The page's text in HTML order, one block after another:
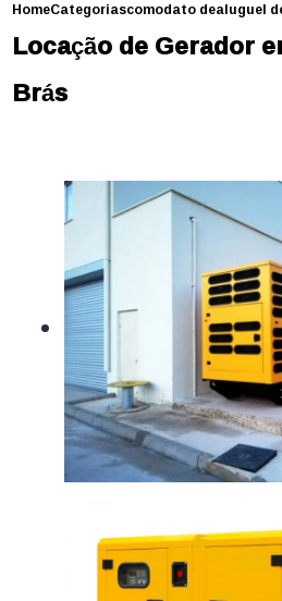
HomeCategoriascomodato dealuguel
Locação de Gerador
Brás